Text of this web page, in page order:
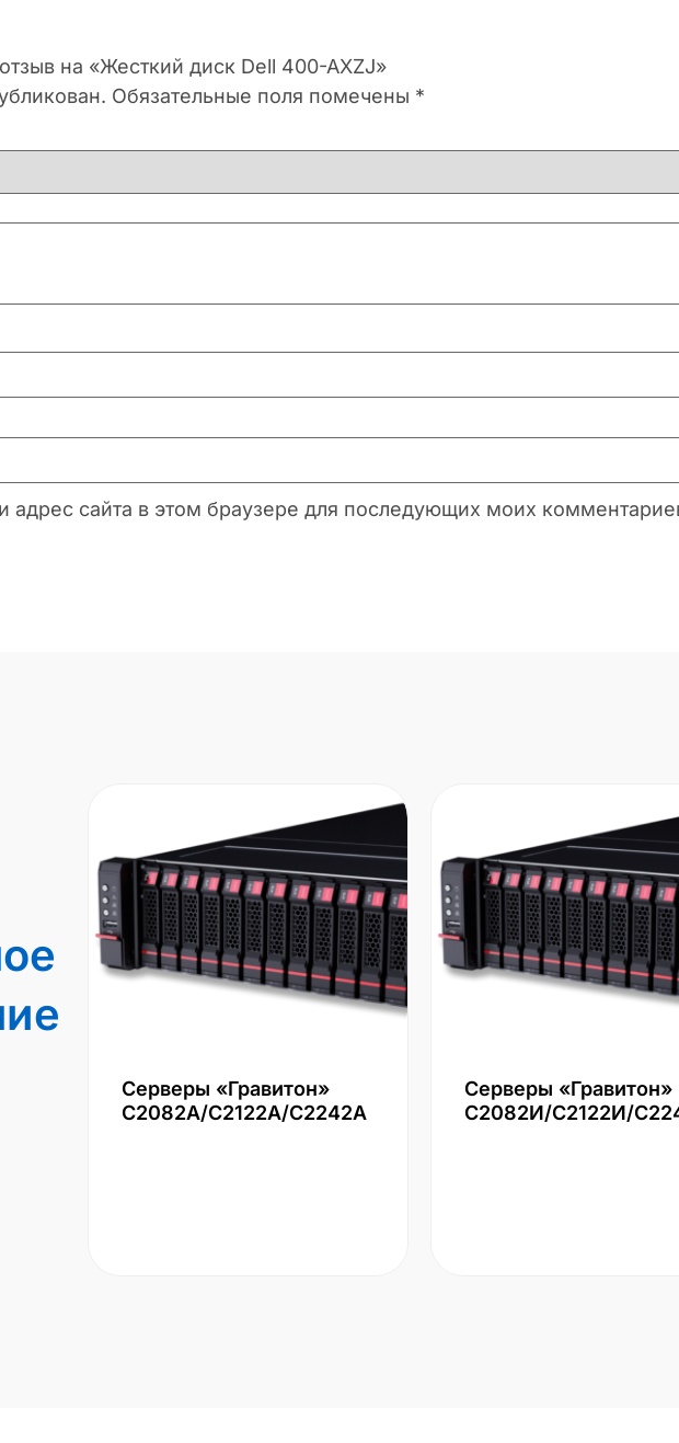
на «Жесткий диск Dell 400-AXZJ»
Обязательные поля помечены *
адрес сайта в этом браузере для последующих моих
Серверы «Гравитон»
С2082А/С2122А/С2242А
Серверы «Гравитон»
С2082И/С2122И/